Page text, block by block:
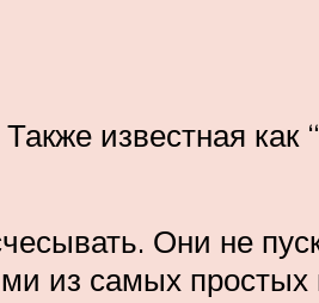
известная как
Они не
из самых простых